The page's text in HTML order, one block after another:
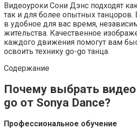
Видеоуроки Сони Дэнс подходят
так и для более опытных
в удобное для вас время,
жительства. Качественное
каждого движения помогут вам
освоить технику go-go танца.
Содержание
Почему выбрать видео
go от Sonya Dance?
Профессиональное обучение